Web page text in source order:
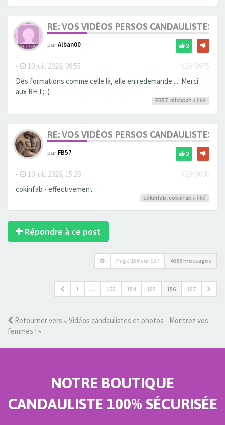
RE: VOS VIDÉOS PERSOS CANDAULISTES
parAlban00 2
- 10 juil. 2026, 09:55
#2948975
Des formations comme celle là, elle en redemande .... Merci
aux RH ! ;-)
FB57, michpat a liké
RE: VOS VIDÉOS PERSOS CANDAULISTES
parFB57 2
- 10 juil. 2026, 15:28
#2949000
cokinfab - effectivement
cokinfab, cokinfab a liké
Répondre à ce post
Page 156 sur 157 4689 messages
1 … 153 154 155 156 157
Retourner vers « Vidéos candaulistes et photos - Montrez vos
femmes ! »
NOTRE BOUTIQUE
CANDAULISTE 100% SÉCURISÉE